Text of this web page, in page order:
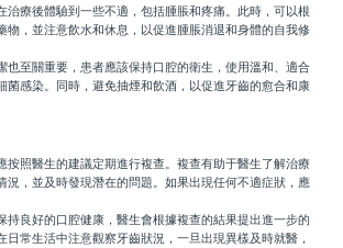
療後體驗到一些不適，包括腫脹和疼痛。此時，可以根
物，並注意飲水和休息，以促進腫脹消退和身體的自我修
至關重要，患者應該保持口腔的衛生，使用溫和、適合
菌感染。同時，避免抽煙和飲酒，以促進牙齒的愈合和康
照醫生的建議定期進行複查。複查有助于醫生了解治療
況，並及時發現潛在的問題。如果出現任何不適症狀，應
良好的口腔健康，醫生會根據複查的結果提出進一步的
日常生活中注意觀察牙齒狀況，一旦出現異樣及時就醫，